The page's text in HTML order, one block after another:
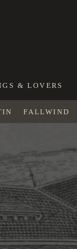
& LOVERS
FALLWIND